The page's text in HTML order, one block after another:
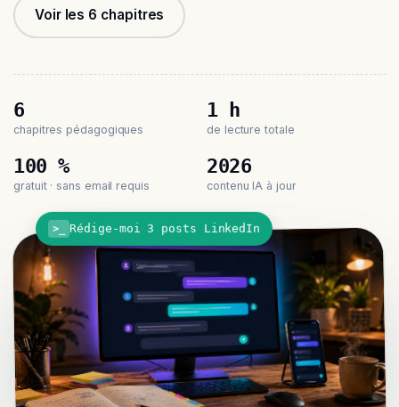
Voir les 6 chapitres
6
chapitres pédagogiques
1 h
de lecture totale
100 %
gratuit · sans email requis
2026
contenu IA à jour
>_ Rédige-moi 3 posts LinkedIn